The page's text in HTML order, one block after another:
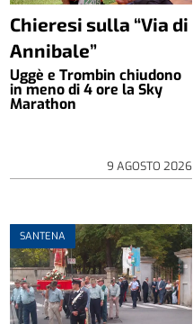
Chieresi sulla “Via di
Annibale”
Uggè e Trombin chiudono
in meno di 4 ore la Sky
Marathon
9 AGOSTO 2026
SANTENA